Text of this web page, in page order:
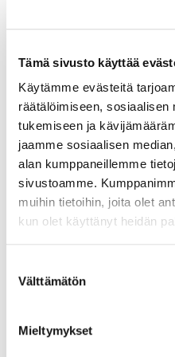
Tämä sivusto käyttää
Käytämme evästeitä
räätälöimiseen, sosiaalisen
tukemiseen ja
jaamme sosiaalisen
alan kumppaneillemme
sivustoamme.
muihin tietoihin, joita olet
kun olet käyttänyt heidän
valinta
Välttämätön
Mieltymykset
heiltä
vaikuta
Voimaantulo
Laki tuli voimaan
sovelletaan
siirtymäaikaa.
Lue myös